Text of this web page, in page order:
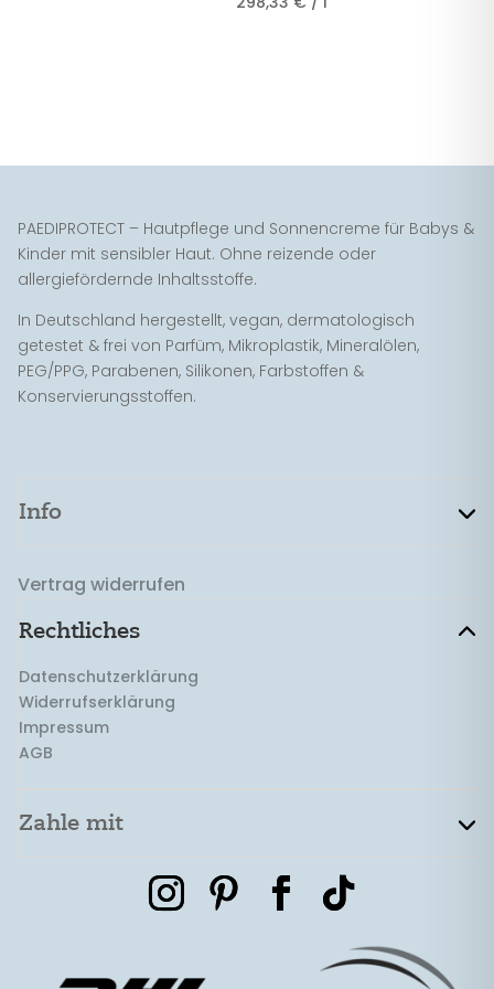
PAEDIPROTECT – Hautpflege und Sonnencreme für Babys &
Kinder mit sensibler Haut. Ohne reizende oder
allergiefördernde Inhaltsstoffe.
In Deutschland hergestellt, vegan, dermatologisch
getestet & frei von Parfüm, Mikroplastik, Mineralölen,
PEG/PPG, Parabenen, Silikonen, Farbstoffen &
Konservierungsstoffen.
Info
Vertrag widerrufen
Rechtliches
Datenschutzerklärung
Widerrufserklärung
Impressum
AGB
Zahle mit